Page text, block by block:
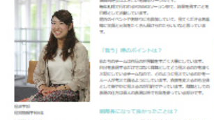
就職・キャリア
ウェブマガジン
学費・奨学金